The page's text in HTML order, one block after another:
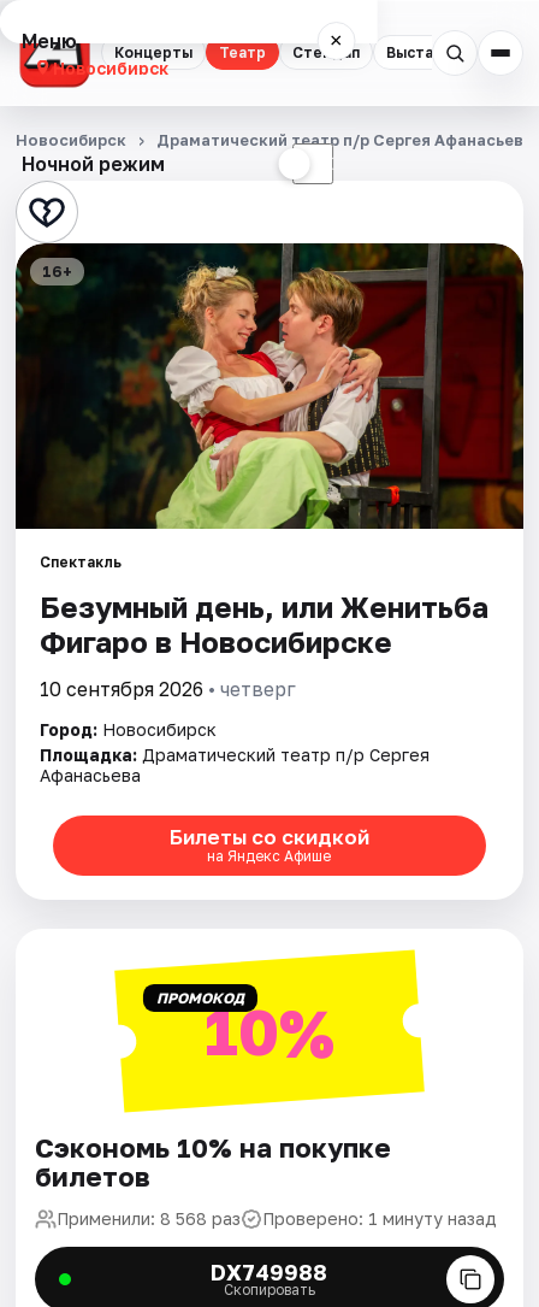
Концерты Театр Стендап Выставки
Меню ×
Новосибирск
Концерты
Театр
Стендап
Выставки
Экскурсии
Спорт
Города
Площадки
Рейтинги
Ночной режим ☾
Новосибирск Драматический театр п/р Сергея Афанасьева
16+
Спектакль
Безумный день, или Женитьба
Фигаро в Новосибирске
10 сентября 2026 • четверг
Город: Новосибирск
Площадка: Драматический театр п/р Сергея
Афанасьева
Билеты со скидкой
на Яндекс Афише
ПРОМОКОД10%
Сэкономь 10% на покупке
билетов
Применили: 8 568 раз Проверено: 1 минуту назад
DX749988
Скопировать